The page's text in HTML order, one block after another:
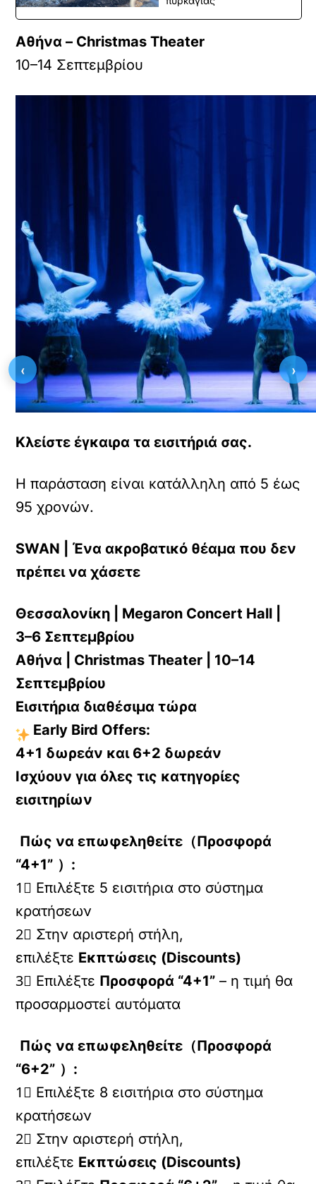
Αθήνα – Christmas Theater
10–14 Σεπτεμβρίου
Κλείστε έγκαιρα τα εισιτήριά σας.
Η παράσταση είναι κατάλληλη από 5 έως
95 χρονών.
SWAN | Ένα ακροβατικό θέαμα που δεν
πρέπει να χάσετε
Θεσσαλονίκη | Megaron Concert Hall |
3–6 Σεπτεμβρίου
Αθήνα | Christmas Theater | 10–14
Σεπτεμβρίου
Εισιτήρια διαθέσιμα τώρα
Early Bird Offers:
4+1 δωρεάν και 6+2 δωρεάν
Ισχύουν για όλες τις κατηγορίες
εισιτηρίων
Πώς να επωφεληθείτε（Προσφορά
“4+1” ）:
1⃣ Επιλέξτε 5 εισιτήρια στο σύστημα
κρατήσεων
2⃣ Στην αριστερή στήλη,
επιλέξτε Εκπτώσεις (Discounts)
3⃣ Επιλέξτε Προσφορά “4+1” – η τιμή θα
προσαρμοστεί αυτόματα
Πώς να επωφεληθείτε（Προσφορά
“6+2” ）:
1⃣ Επιλέξτε 8 εισιτήρια στο σύστημα
κρατήσεων
2⃣ Στην αριστερή στήλη,
επιλέξτε Εκπτώσεις (Discounts)
‹ ›